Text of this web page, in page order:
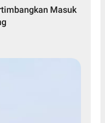
Masuk